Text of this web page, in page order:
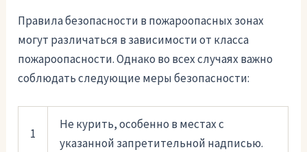
Правила безопасности в пожароопасных зонах
могут различаться в зависимости от класса
пожароопасности. Однако во всех случаях важно
соблюдать следующие меры безопасности:
1
Не курить, особенно в местах с
указанной запретительной надписью.